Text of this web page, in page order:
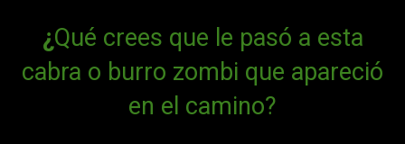
¿Qué crees que le pasó a esta
cabra o burro zombi que apareció
en el camino?